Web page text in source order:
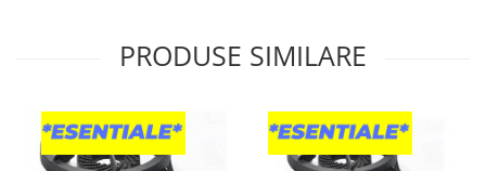
Prelungitoare & cabluri electrice
Conectori/doze
Corpuri de iluminat
PRODUSE SIMILARE